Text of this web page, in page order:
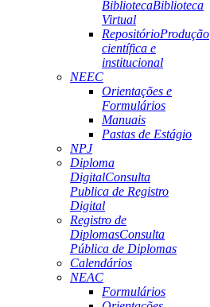
BibliotecaBiblioteca
Virtual
RepositórioProdução
científica e
institucional
NEEC
Orientações e
Formulários
Manuais
Pastas de Estágio
NPJ
Diploma
DigitalConsulta
Publica de Registro
Digital
Registro de
DiplomasConsulta
Pública de Diplomas
Calendários
NEAC
Formulários